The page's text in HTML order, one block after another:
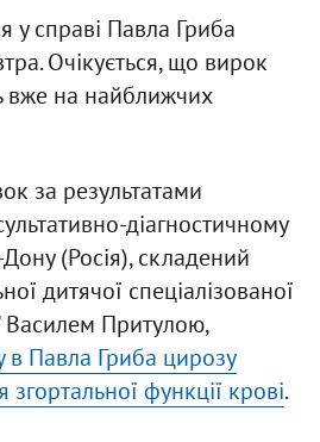
у справі Павла Гриба
Очікується, що вирок
вже на найближчих
за результатами
діагностичному
(Росія), складений
дитячої спеціалізованої
Василем Притулою,
в Павла Гриба цирозу
функції крові.